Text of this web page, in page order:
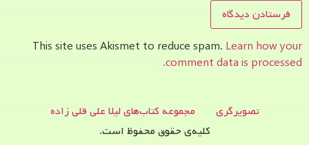
This site uses Akismet to reduce spam. Learn how your
comment data is processed.
تصویرگری
مجموعه کتاب‌های لیلا علی قلی زاده
کلیه‌ی حقوق محفوظ است.